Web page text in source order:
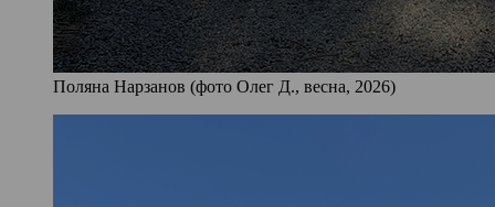
Поляна Нарзанов (фото Олег Д., весна, 2026)